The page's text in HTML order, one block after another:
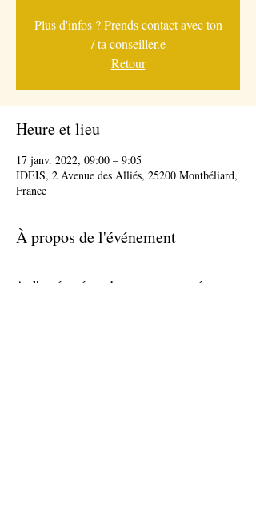
Plus d'infos ? Prends contact avec ton
/ ta conseiller.e
Retour
Heure et lieu
17 janv. 2022, 09:00 – 9:05
IDEIS, 2 Avenue des Alliés, 25200 Montbéliard,
France
À propos de l'événement
Atelier réservé aux jeunes accompagnés par